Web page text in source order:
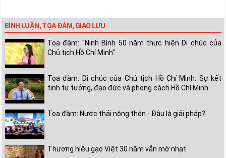
BÌNH LUẬN, TỌA ĐÀM, GIAO LƯU
Tọa đàm: "Ninh Bình 50 năm thực hiện Di chúc của
Chủ tịch Hồ Chí Minh"
Tọa đàm: Di chúc của Chủ tịch Hồ Chí Minh: Sự kết
tinh tư tưởng, đạo đức và phong cách Hồ Chí Minh
Tọa đàm: Nước thải nông thôn - Đâu là giải pháp?
Thương hiệu gạo Việt 30 năm vẫn mờ nhạt